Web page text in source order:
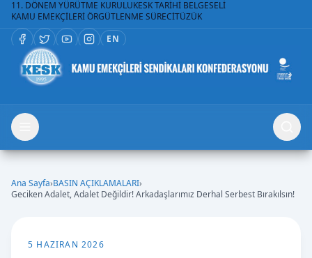
11. DÖNEM YÜRÜTME KURULUKESK TARİHİ BELGESELİ
KAMU EMEKÇİLERİ ÖRGÜTLENME SÜRECİTÜZÜK
EN
Ana Sayfa›BASIN AÇIKLAMALARI›
Geciken Adalet, Adalet Değildir! Arkadaşlarımız Derhal Serbest Bırakılsın!
5 HAZIRAN 2026